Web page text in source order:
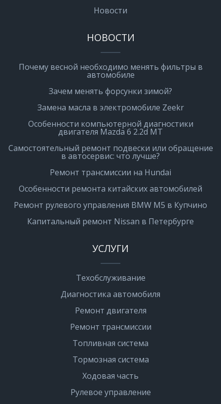
Новости
НОВОСТИ
Почему весной необходимо менять фильтры в
автомобиле
Зачем менять форсунки зимой?
Замена масла в электромобиле Zeekr
Особенности компьютерной диагностики
двигателя Mazda 6 2.2d MT
Самостоятельный ремонт подвески или обращение
в автосервис: что лучше?
Ремонт трансмиссии на Hundai
Особенности ремонта китайских автомобилей
Ремонт рулевого управления BMW M5 в Купчино
Капитальный ремонт Nissan в Петербурге
УСЛУГИ
Техобслуживание
Диагностика автомобиля
Ремонт двигателя
Ремонт трансмиссии
Топливная система
Тормозная система
Ходовая часть
Рулевое управление